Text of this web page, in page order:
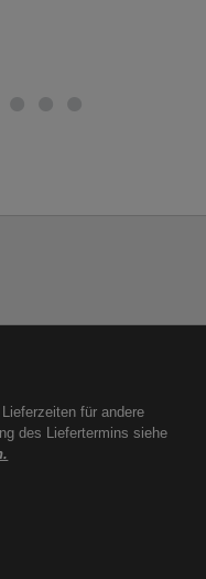
für andere
des Liefertermins siehe